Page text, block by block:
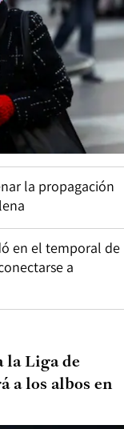
la propagación
en el temporal de
a
la Liga de
a los albos en